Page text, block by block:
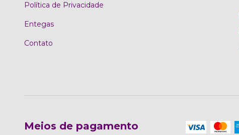
Política de Privacidade
Entegas
Contato
Meios de pagamento